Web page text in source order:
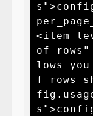
<item
of
lows
f rows